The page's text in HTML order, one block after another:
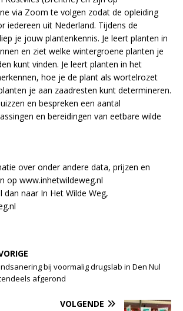
via Zoom te volgen zodat de opleiding
iedereen uit Nederland. Tijdens de
je jouw plantenkennis. Je leert planten in
en ziet welke wintergroene planten je
kunt vinden. Je leert planten in het
hoe je de plant als wortelrozet
je aan zaadresten kunt determineren.
en bespreken een aantal
en bereidingen van eetbare wilde
over onder andere data, prijzen en
op www.inhetwildeweg.nl
dan naar In Het Wilde Weg,
bij voormalig drugslab in Den Nul
afgerond
VOLGENDE